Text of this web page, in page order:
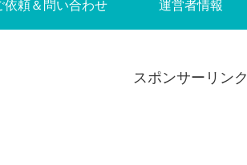
依頼＆問い合わせ 運営者情報
スポンサーリンク